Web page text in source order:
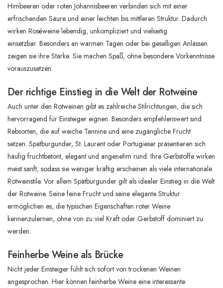
Himbeeren oder roten Johannisbeeren verbinden sich mit einer
erfrischenden Säure und einer leichten bis mittleren Struktur. Dadurch
wirken Roséweine lebendig, unkompliziert und vielseitig
einsetzbar. Besonders an warmen Tagen oder bei geselligen Anlässen
zeigen sie ihre Stärke: Sie machen Spaß, ohne besondere Vorkenntnisse
vorauszusetzen.
Der richtige Einstieg in die Welt der Rotweine
Auch unter den Rotweinen gibt es zahlreiche Stilrichtungen, die sich
hervorragend für Einsteiger eignen. Besonders empfehlenswert sind
Rebsorten, die auf weiche Tannine und eine zugängliche Frucht
setzen. Spätburgunder, St. Laurent oder Portugieser präsentieren sich
häufig fruchtbetont, elegant und angenehm rund. Ihre Gerbstoffe wirken
meist sanft, sodass sie weniger kräftig erscheinen als viele internationale
Rotweinstile. Vor allem Spätburgunder gilt als idealer Einstieg in die Welt
der Rotweine. Seine feine Frucht und seine elegante Struktur
ermöglichen es, die typischen Eigenschaften roter Weine
kennenzulernen, ohne von zu viel Kraft oder Gerbstoff dominiert zu
werden.
Feinherbe Weine als Brücke
Nicht jeder Einsteiger fühlt sich sofort von trockenen Weinen
angesprochen. Hier können feinherbe Weine eine interessante